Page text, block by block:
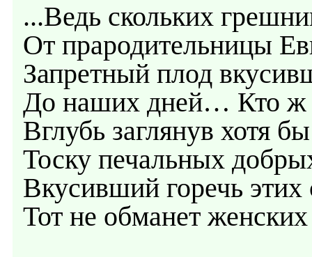
...Ведь скольких
От прародительницы
Запретный плод
До наших дней… Кто ж
Вглубь заглянув хотя
Тоску печальных
Вкусивший горечь этих
Тот не обманет женских